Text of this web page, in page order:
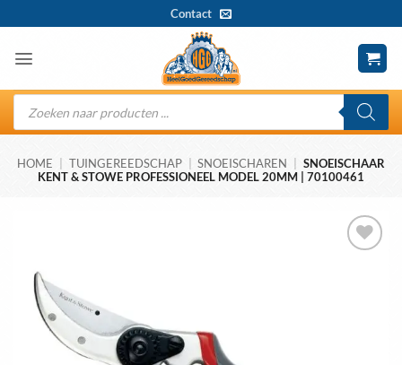
naar
inhoud
Contact
Producten
zoeken
HOME TUINGEREEDSCHAP SNOEISCHAREN
SNOEISCHAAR
KENT & STOWE PROFESSIONEEL MODEL 20MM | 70100461